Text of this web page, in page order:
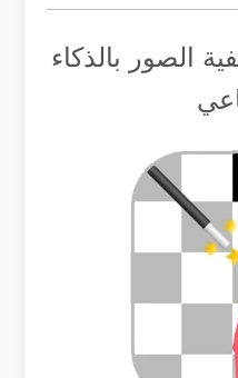
الصور بالذكاء